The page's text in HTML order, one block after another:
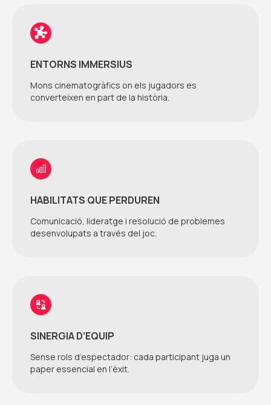
ENTORNS IMMERSIUS
Mons cinematogràfics on els jugadors es
converteixen en part de la història.
HABILITATS QUE PERDUREN
Comunicació, lideratge i resolució de problemes
desenvolupats a través del joc.
SINERGIA D’EQUIP
Sense rols d’espectador: cada participant juga un
paper essencial en l’èxit.